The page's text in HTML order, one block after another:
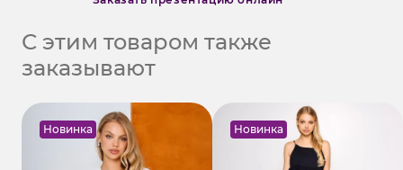
С этим товаром также
заказывают
Новинка Новинка